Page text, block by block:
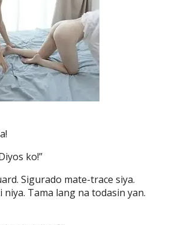
ko!”
Sigurado mate-trace siya.
Tama lang na todasin yan.